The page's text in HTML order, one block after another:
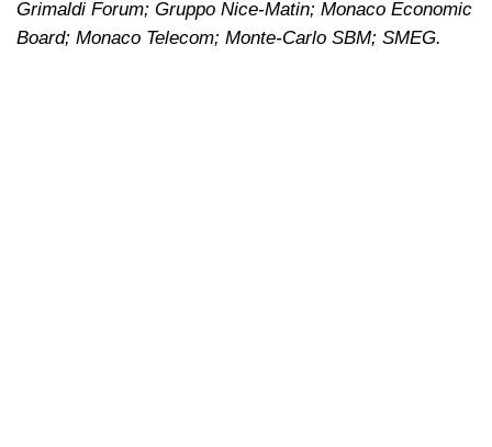
Grimaldi Forum; Gruppo Nice-Matin; Monaco Economic
Board; Monaco Telecom; Monte-Carlo SBM; SMEG.